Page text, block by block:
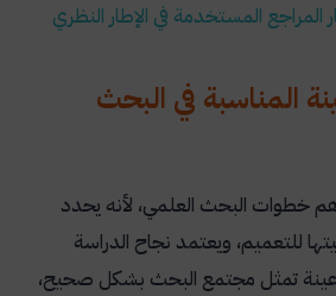
المراجع المستخدمة في الإطار النظري
المناسبة في البحث
خطوات البحث العلمي، لأنه يحدد
للتعميم، ويعتمد نجاح الدراسة
عينة تمثل مجتمع البحث بشكل صحيح،